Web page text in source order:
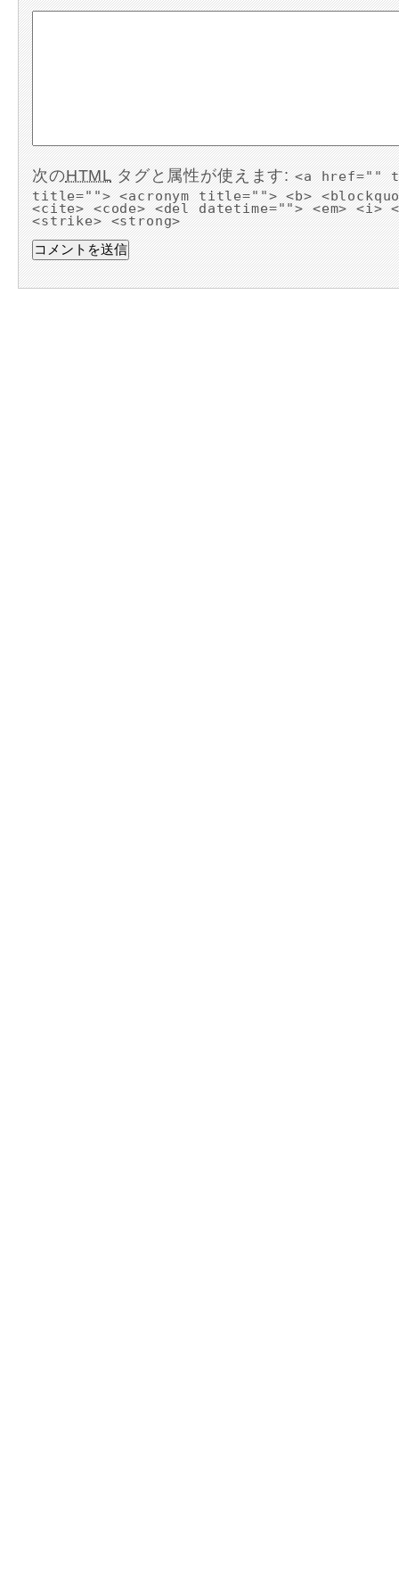
次のHTMLタグと属性が使えます:<a href=""
title=""> <acronym title=""> <b>
<cite> <code> <del datetime=""> <em> <i>
<strike> <strong>